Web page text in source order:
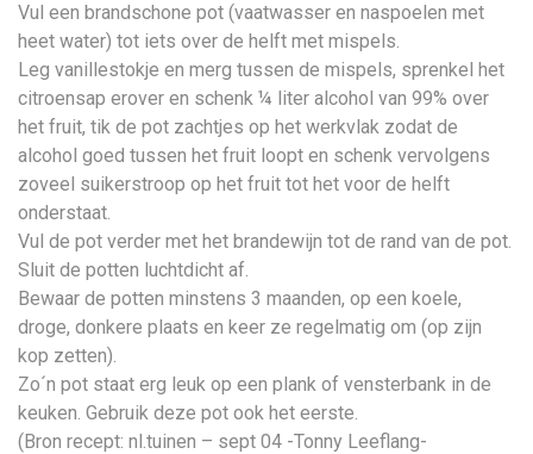
Vul een brandschone pot (vaatwasser en naspoelen met
heet water) tot iets over de helft met mispels.
Leg vanillestokje en merg tussen de mispels, sprenkel het
citroensap erover en schenk ¼ liter alcohol van 99% over
het fruit, tik de pot zachtjes op het werkvlak zodat de
alcohol goed tussen het fruit loopt en schenk vervolgens
zoveel suikerstroop op het fruit tot het voor de helft
onderstaat.
Vul de pot verder met het brandewijn tot de rand van de pot.
Sluit de potten luchtdicht af.
Bewaar de potten minstens 3 maanden, op een koele,
droge, donkere plaats en keer ze regelmatig om (op zijn
kop zetten).
Zo´n pot staat erg leuk op een plank of vensterbank in de
keuken. Gebruik deze pot ook het eerste.
(Bron recept: nl.tuinen – sept 04 -Tonny Leeflang-